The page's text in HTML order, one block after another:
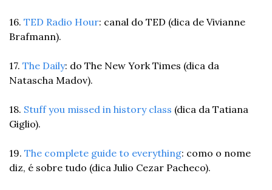
16. TED Radio Hour: canal do TED (dica de Vivianne
Brafmann).
17. The Daily: do The New York Times (dica da
Natascha Madov).
18. Stuff you missed in history class (dica da Tatiana
Giglio).
19. The complete guide to everything: como o nome
diz, é sobre tudo (dica Julio Cezar Pacheco).